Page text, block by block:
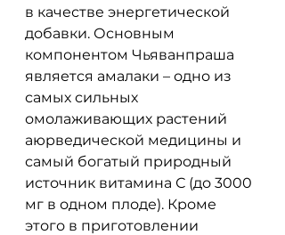
в качестве энергетической
добавки. Основным
компонентом Чьяванпраша
является амалаки – одно из
самых сильных
омолаживающих растений
аюрведической медицины и
самый богатый природный
источник витамина С (до 3000
мг в одном плоде). Кроме
этого в приготовлении